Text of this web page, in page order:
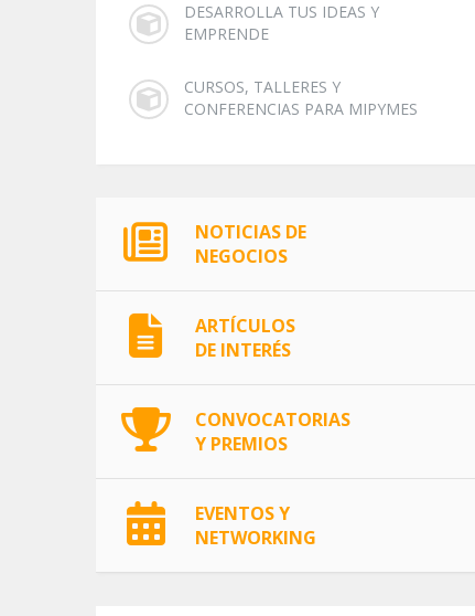
DESARROLLA TUS IDEAS Y
EMPRENDE
CURSOS, TALLERES Y
CONFERENCIAS PARA MIPYMES
NOTICIAS DE
NEGOCIOS
ARTÍCULOS
DE INTERÉS
CONVOCATORIAS
Y PREMIOS
EVENTOS Y
NETWORKING